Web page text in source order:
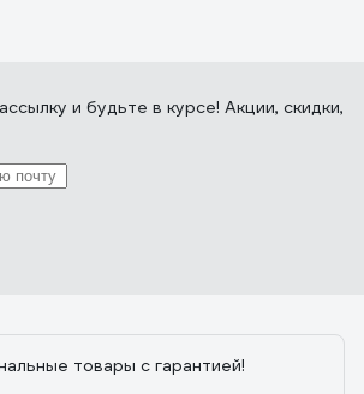
и будьте в курсе! Акции, скидки,
товары с гарантией!